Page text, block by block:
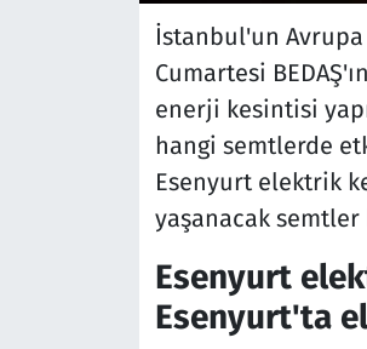
İstanbul'un
Cumartesi
enerji kesintisi
hangi semtlerde
Esenyurt elektrik
yaşanacak
Esenyurt
Esenyurt'ta